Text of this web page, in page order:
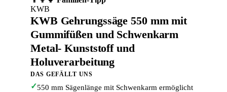
KWB
KWB Gehrungssäge 550 mm mit
Gummifüßen und Schwenkarm
Metal- Kunststoff und
Holuverarbeitung
DAS GEFÄLLT UNS
✓550 mm Sägenlänge mit Schwenkarm ermöglicht